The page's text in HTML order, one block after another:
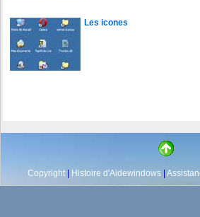
Les icones
Copyright| Histoire d'Aidewindows |